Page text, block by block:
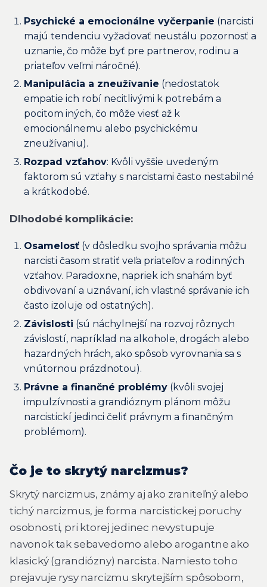
Psychické a emocionálne vyčerpanie (narcisti
majú tendenciu vyžadovať neustálu pozornosť a
uznanie, čo môže byť pre partnerov, rodinu a
priateľov veľmi náročné).
Manipulácia a zneužívanie (nedostatok
empatie ich robí necitlivými k potrebám a
pocitom iných, čo môže viesť až k
emocionálnemu alebo psychickému
zneužívaniu).
Rozpad vzťahov: Kvôli vyššie uvedeným
faktorom sú vzťahy s narcistami často nestabilné
a krátkodobé.
Dlhodobé komplikácie:
Osamelosť (v dôsledku svojho správania môžu
narcisti časom stratiť veľa priateľov a rodinných
vzťahov. Paradoxne, napriek ich snahám byť
obdivovaní a uznávaní, ich vlastné správanie ich
často izoluje od ostatných).
Závislosti (sú náchylnejší na rozvoj rôznych
závislostí, napríklad na alkohole, drogách alebo
hazardných hrách, ako spôsob vyrovnania sa s
vnútornou prázdnotou).
Právne a finančné problémy (kvôli svojej
impulzívnosti a grandióznym plánom môžu
narcistickí jedinci čeliť právnym a finančným
problémom).
Čo je to skrytý narcizmus?
Skrytý narcizmus, známy aj ako zraniteľný alebo
tichý narcizmus, je forma narcistickej poruchy
osobnosti, pri ktorej jedinec nevystupuje
navonok tak sebavedomo alebo arogantne ako
klasický (grandiózny) narcista. Namiesto toho
prejavuje rysy narcizmu skrytejším spôsobom,